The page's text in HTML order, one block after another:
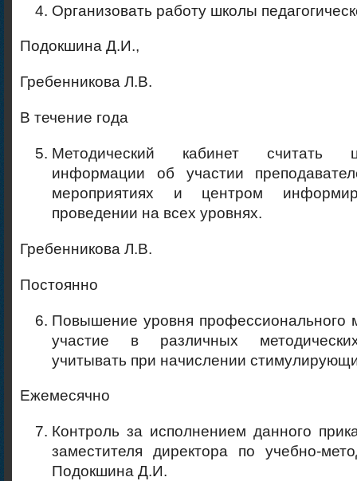
Организовать работу школы
Подокшина Д.И.,
Гребенникова Л.В.
В течение года
Методический кабинет считать
информации об участии
мероприятиях и центром
проведении на всех уровнях.
Гребенникова Л.В.
Постоянно
Повышение уровня профессионального
участие в различных
учитывать при начислении
Ежемесячно
Контроль за исполнением данного
заместителя директора по учебно-
Подокшина Д.И.